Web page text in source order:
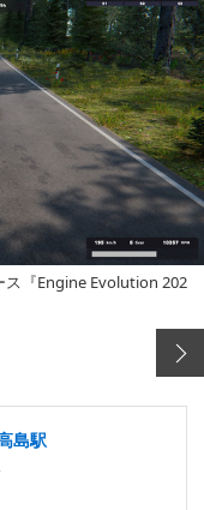
ス『Engine Evolution 202
島駅